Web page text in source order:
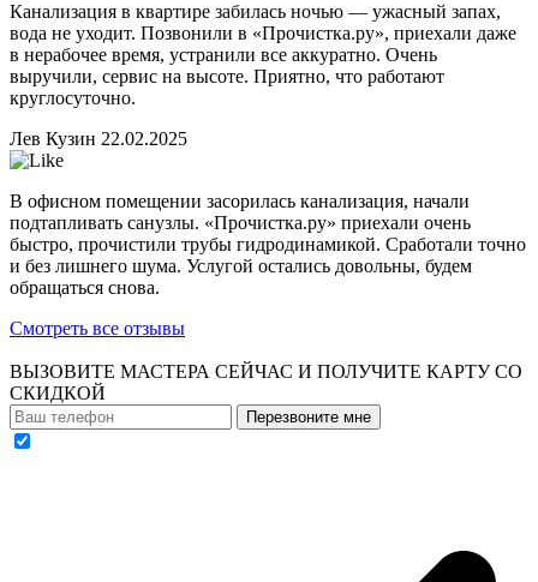
Канализация в квартире забилась ночью — ужасный запах,
вода не уходит. Позвонили в «Прочистка.ру», приехали даже
в нерабочее время, устранили все аккуратно. Очень
выручили, сервис на высоте. Приятно, что работают
круглосуточно.
Лев Кузин 22.02.2025
В офисном помещении засорилась канализация, начали
подтапливать санузлы. «Прочистка.ру» приехали очень
быстро, прочистили трубы гидродинамикой. Сработали точно
и без лишнего шума. Услугой остались довольны, будем
обращаться снова.
Смотреть все отзывы
ВЫЗОВИТЕ МАСТЕРА СЕЙЧАС И ПОЛУЧИТЕ КАРТУ СО
СКИДКОЙ
Перезвоните мне